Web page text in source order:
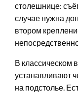
столешнице:
случае нужна
втором
В классическом
устанавливают
на подстолье.